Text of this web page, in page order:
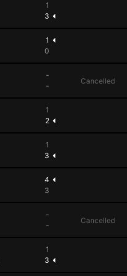
1
3
1
0
-
-
Cancelled
1
2
1
3
4
3
-
-
Cancelled
1
3